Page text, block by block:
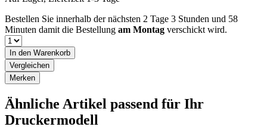
Bestellen Sie innerhalb der nächsten 2 Tage 3 Stunden und 58
Minuten damit die Bestellung am Montag verschickt wird.
In den Warenkorb
Vergleichen
Merken
Ähnliche Artikel passend für Ihr
Druckermodell